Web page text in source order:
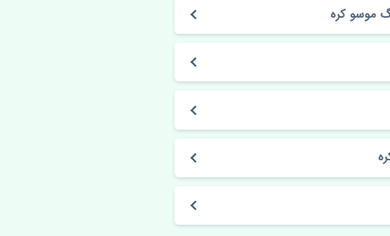
موسو کره